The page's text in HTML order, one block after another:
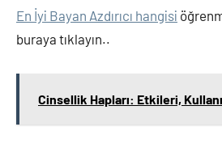
En İyi Bayan Azdırıcı hangisi
buraya tıklayın..
Cinsellik Hapları: Etkileri,